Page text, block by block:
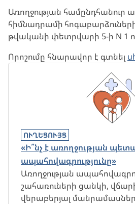
Առողջության համընդհանուր
հիմնադրամի
թվականի փետրվարի 5-ի N 1
Որոշումը հնարավոր է գտնել
ՈՒՂԵՑՈՒՅՑ
«Ի՞նչ է առողջության
ապահովագրությունը»
Առողջության
շահառուների ցանկի,
վերաբերյալ